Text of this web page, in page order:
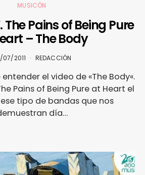
MUSICÓN
Pains of Being Pure
– The Body
2011 REDACCIÓN
el video de «The Body«.
Pains of Being Pure at Heart el
tipo de bandas que nos
día…